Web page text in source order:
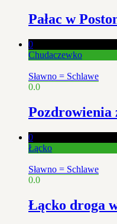
Pałac w
0
Chudaczewko
Sławno = Schlawe
0.0
Pozdrowienia
0
Łącko
Sławno = Schlawe
0.0
Łącko droga